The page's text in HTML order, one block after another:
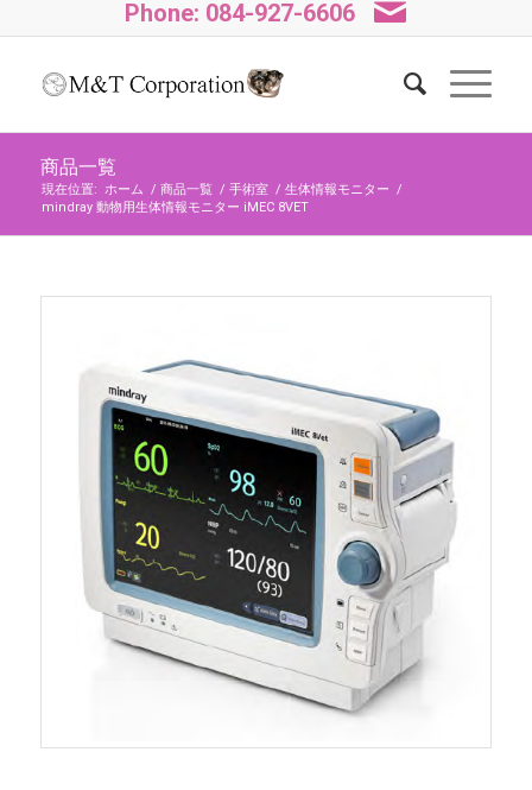
Phone: 084-927-6606
商品一覧
現在位置: ホーム / 商品一覧 / 手術室 / 生体情報モニター /
mindray 動物用生体情報モニター iMEC 8VET